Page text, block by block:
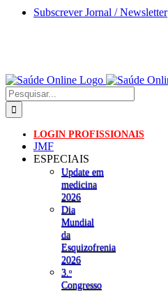
Skip
Subscrever Jornal / Newsletter
Pesquisar
LOGIN PROFISSIONAIS
JMF
ESPECIAIS
Update em
medicina
2026
Dia
Mundial
da
Esquizofrenia
2026
3.ᵒ
Congresso